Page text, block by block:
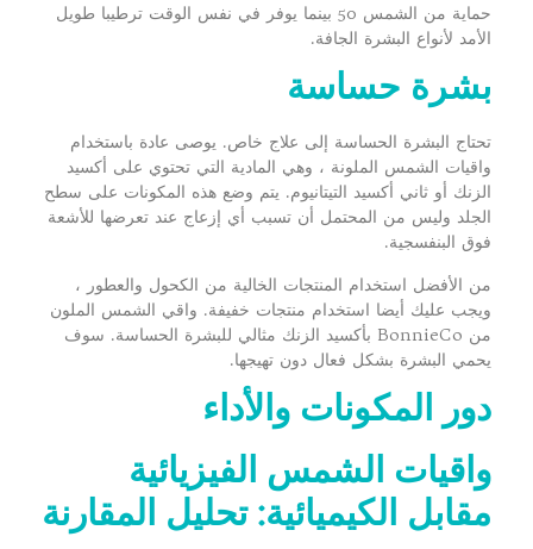
حماية من الشمس 50 بينما يوفر في نفس الوقت ترطيبا طويل
الأمد لأنواع البشرة الجافة.
بشرة حساسة
تحتاج البشرة الحساسة إلى علاج خاص. يوصى عادة باستخدام
واقيات الشمس الملونة ، وهي المادية التي تحتوي على أكسيد
الزنك أو ثاني أكسيد التيتانيوم. يتم وضع هذه المكونات على سطح
الجلد وليس من المحتمل أن تسبب أي إزعاج عند تعرضها للأشعة
فوق البنفسجية.
من الأفضل استخدام المنتجات الخالية من الكحول والعطور ،
ويجب عليك أيضا استخدام منتجات خفيفة. واقي الشمس الملون
من BonnieCo بأكسيد الزنك مثالي للبشرة الحساسة. سوف
يحمي البشرة بشكل فعال دون تهيجها.
دور المكونات والأداء
واقيات الشمس الفيزيائية
مقابل الكيميائية: تحليل المقارنة